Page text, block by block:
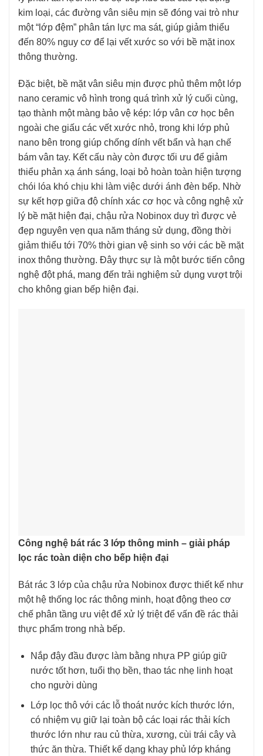
kim loại, các đường vân siêu mịn sẽ đóng vai trò như
một “lớp đệm” phân tán lực ma sát, giúp giảm thiểu
đến 80% nguy cơ để lại vết xước so với bề mặt inox
thông thường.
Đặc biệt, bề mặt vân siêu mịn được phủ thêm một lớp
nano ceramic vô hình trong quá trình xử lý cuối cùng,
tạo thành một màng bảo vệ kép: lớp vân cơ học bên
ngoài che giấu các vết xước nhỏ, trong khi lớp phủ
nano bên trong giúp chống dính vết bẩn và hạn chế
bám vân tay. Kết cấu này còn được tối ưu để giảm
thiểu phản xạ ánh sáng, loại bỏ hoàn toàn hiện tượng
chói lóa khó chịu khi làm việc dưới ánh đèn bếp. Nhờ
sự kết hợp giữa độ chính xác cơ học và công nghệ xử
lý bề mặt hiện đại, chậu rửa Nobinox duy trì được vẻ
đẹp nguyên vẹn qua năm tháng sử dụng, đồng thời
giảm thiểu tới 70% thời gian vệ sinh so với các bề mặt
inox thông thường. Đây thực sự là một bước tiến công
nghệ đột phá, mang đến trải nghiệm sử dụng vượt trội
cho không gian bếp hiện đại.
Công nghệ bát rác 3 lớp thông minh – giải pháp
lọc rác toàn diện cho bếp hiện đại
Bát rác 3 lớp của chậu rửa Nobinox được thiết kế như
một hệ thống lọc rác thông minh, hoạt động theo cơ
chế phân tầng ưu việt để xử lý triệt để vấn đề rác thải
thực phẩm trong nhà bếp.
Nắp đậy đầu được làm bằng nhựa PP giúp giữ
nước tốt hơn, tuổi thọ bền, thao tác nhẹ linh hoạt
cho người dùng
Lớp lọc thô với các lỗ thoát nước kích thước lớn,
có nhiệm vụ giữ lại toàn bộ các loại rác thải kích
thước lớn như rau củ thừa, xương, cùi trái cây và
thức ăn thừa. Thiết kế dạng khay phủ lớp kháng